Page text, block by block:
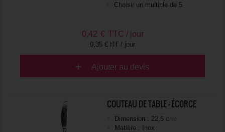
Choisir un multiple de 5
0,42 € TTC / jour
0,35 € HT / jour
Ajouter au devis
COUTEAU DE TABLE - ÉCORCE
Dimension : 22,5 cm
Matière : Inox